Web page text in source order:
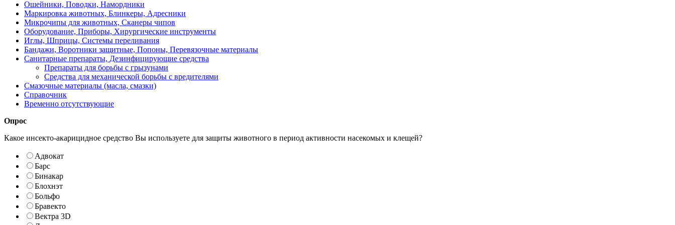
Ошейники, Поводки, Намордники
Маркировка животных, Блинкеры, Адресники
Микрочипы для животных, Сканеры чипов
Оборудование, Приборы, Хирургические инструменты
Иглы, Шприцы, Системы переливания
Бандажи, Воротники защитные, Попоны, Перевязочные материалы
Санитарные препараты, Дезинфицирующие средства
Препараты для борьбы с грызунами
Средства для механической борьбы с вредителями
Смазочные материалы (масла, смазки)
Справочник
Временно отсутствующие
Опрос
Какое инсекто-акарицидное средство Вы используете для защиты животного в период активности насекомых и клещей?
Адвокат
Барс
Бинакар
Блохнэт
Больфо
Бравекто
Вектра 3D